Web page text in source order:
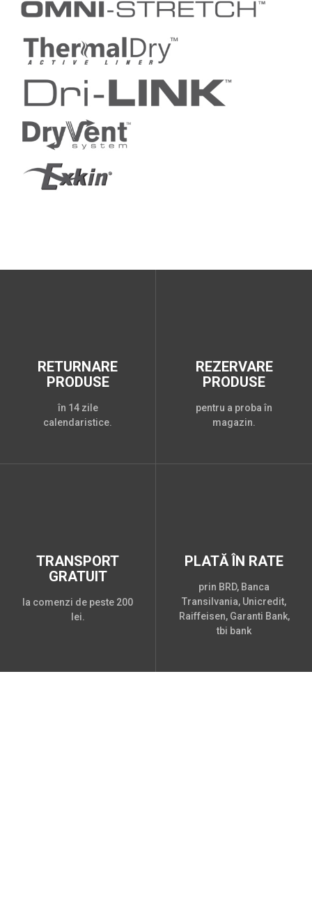
RETURNARE
PRODUSE
în 14 zile
calendaristice.
REZERVARE
PRODUSE
pentru a proba în
magazin.
TRANSPORT
GRATUIT
la comenzi de peste 200
lei.
PLATĂ ÎN RATE
prin BRD, Banca
Transilvania, Unicredit,
Raiffeisen, Garanti Bank,
tbi bank